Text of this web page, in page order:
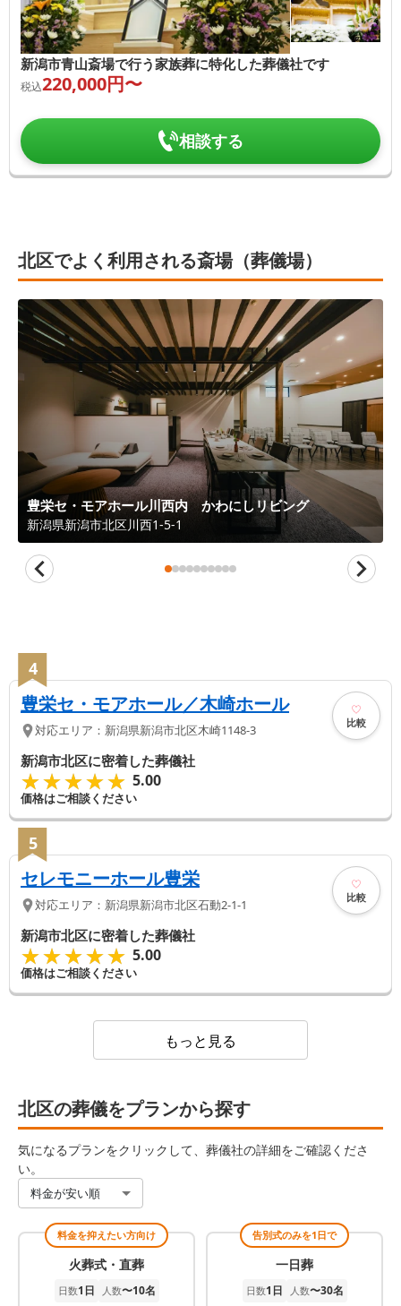
新潟市青山斎場で行う家族葬に特化した葬儀社です
税込220,000円〜
相談する
北区でよく利用される斎場（葬儀場）
豊栄セ・モアホール川西内 かわにしリビング
新潟県新潟市北区川西1-5-1
4
豊栄セ・モアホール／木崎ホール
対応エリア： 新潟県新潟市北区木崎1148-3 比較
新潟市北区に密着した葬儀社
★★★★★
★★★★★ 5.00
価格はご相談ください
5
セレモニーホール豊栄
対応エリア： 新潟県新潟市北区石動2-1-1 比較
新潟市北区に密着した葬儀社
★★★★★
★★★★★ 5.00
価格はご相談ください
もっと見る
北区の葬儀をプランから探す
気になるプランをクリックして、葬儀社の詳細をご確認くださ
い。
料金が安い順
料金を抑えたい方向け
火葬式・直葬
日数1日 人数〜10名
告別式のみを1日で
一日葬
日数1日 人数〜30名